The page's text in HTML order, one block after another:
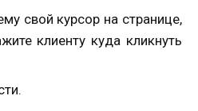
свой курсор на странице,
клиенту куда кликнуть